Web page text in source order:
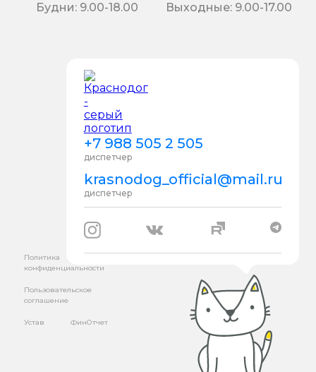
+7 988 505 2 505
диспетчер
krasnodog_official@mail.ru
диспетчер
Будни: 9.00-18.00 Выходные: 9.00-17.00
Политика
конфиденциальности
Пользовательское
соглашение
Устав ФинОтчет